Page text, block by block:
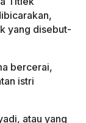
yang disebut-
bercerai,
istri
atau yang